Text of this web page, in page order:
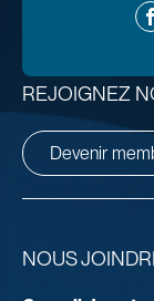
NOUS
REJOIGNEZ
Devenir